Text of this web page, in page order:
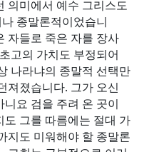
의미에서 예수 그리스도
종말론적이었습니
자들로 죽은 자를 장사
고의 가치도 부정되어
나라냐의 종말적 선택만
져졌습니다. 그가 오신
요 검을 주려 온 곳이
그를 따름에는 절대 가
지도 미워해야 할 종말론